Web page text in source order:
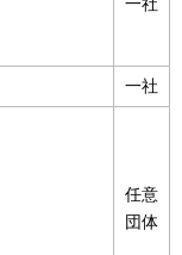
一社
任意
団体